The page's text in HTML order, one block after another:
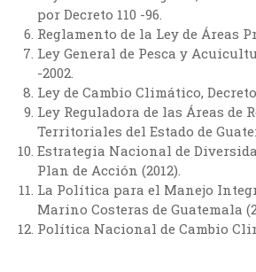
por Decreto 110 -96.
Reglamento de la Ley de Áreas
Ley General de Pesca y
-2002.
Ley de Cambio Climático, Decreto
Ley Reguladora de las Áreas de
Territoriales del Estado de
Estrategia Nacional de
Plan de Acción (2012).
La Política para el Manejo
Marino Costeras de Guatemala
Política Nacional de Cambio